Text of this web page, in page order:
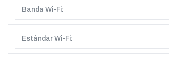
Banda Wi-Fi:
Estándar Wi-Fi: